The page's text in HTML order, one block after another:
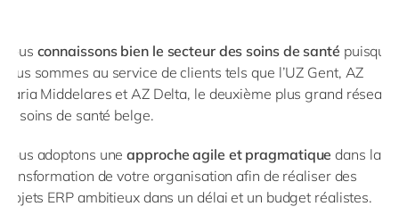
Nous connaissons bien le secteur des soins de santé puisque
nous sommes au service de clients tels que l’UZ Gent, AZ
Maria Middelares et AZ Delta, le deuxième plus grand réseau
de soins de santé belge.
Nous adoptons uneapproche agile et pragmatique dans la
transformation de votre organisation afin de réaliser des
projets ERP ambitieux dans un délai et un budget réalistes.